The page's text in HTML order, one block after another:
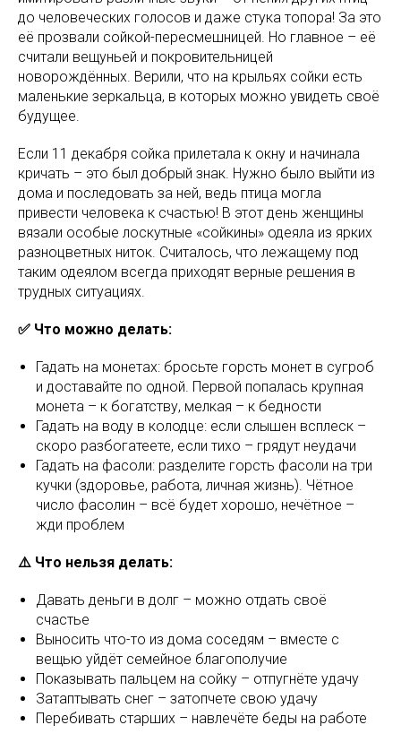
до человеческих голосов и даже стука топора! За это
её прозвали сойкой-пересмешницей. Но главное – её
считали вещуньей и покровительницей
новорождённых. Верили, что на крыльях сойки есть
маленькие зеркальца, в которых можно увидеть своё
будущее.
Если 11 декабря сойка прилетала к окну и начинала
кричать – это был добрый знак. Нужно было выйти из
дома и последовать за ней, ведь птица могла
привести человека к счастью! В этот день женщины
вязали особые лоскутные «сойкины» одеяла из ярких
разноцветных ниток. Считалось, что лежащему под
таким одеялом всегда приходят верные решения в
трудных ситуациях.
✅ Что можно делать:
Гадать на монетах: бросьте горсть монет в сугроб
и доставайте по одной. Первой попалась крупная
монета – к богатству, мелкая – к бедности
Гадать на воду в колодце: если слышен всплеск –
скоро разбогатеете, если тихо – грядут неудачи
Гадать на фасоли: разделите горсть фасоли на три
кучки (здоровье, работа, личная жизнь). Чётное
число фасолин – всё будет хорошо, нечётное –
жди проблем
⚠️ Что нельзя делать:
Давать деньги в долг – можно отдать своё
счастье
Выносить что-то из дома соседям – вместе с
вещью уйдёт семейное благополучие
Показывать пальцем на сойку – отпугнёте удачу
Затаптывать снег – затопчете свою удачу
Перебивать старших – навлечёте беды на работе